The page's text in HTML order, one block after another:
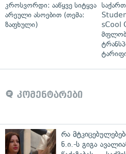
კროსვორდი: ააწყვე სიტყვა
არეული ასოებით (თემა:
ზაფხული)
sCool
კომენტარები
რა
ნ.ი.-ს გიგა